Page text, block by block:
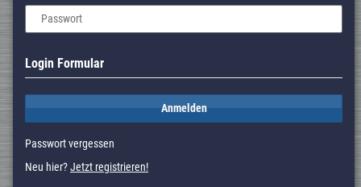
Passwort
Login Formular
Anmelden
Passwort vergessen
Neu hier?Jetzt registrieren!